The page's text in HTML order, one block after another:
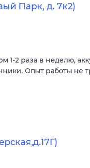
Парк, д. 7к2)
1-2 раза в неделю,
Опыт работы не